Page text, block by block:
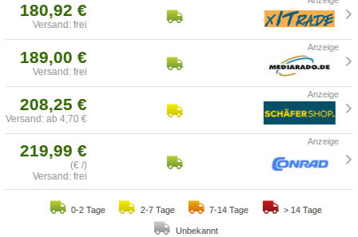
180,92 €
Versand: frei
189,00 €
Versand: frei
208,25 €
Versand: ab 4,70 €
219,99 €
(€ /)
Versand: frei
0-2 Tage 2-7 Tage 7-14 Tage > 14 Tage
Unbekannt